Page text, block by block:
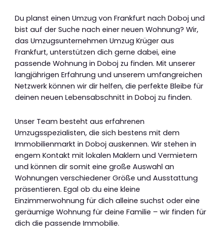
Du planst einen Umzug von Frankfurt nach Doboj und
bist auf der Suche nach einer neuen Wohnung? Wir,
das Umzugsunternehmen Umzug Krüger aus
Frankfurt, unterstützen dich gerne dabei, eine
passende Wohnung in Doboj zu finden. Mit unserer
langjährigen Erfahrung und unserem umfangreichen
Netzwerk können wir dir helfen, die perfekte Bleibe für
deinen neuen Lebensabschnitt in Doboj zu finden.
Unser Team besteht aus erfahrenen
Umzugsspezialisten, die sich bestens mit dem
Immobilienmarkt in Doboj auskennen. Wir stehen in
engem Kontakt mit lokalen Maklern und Vermietern
und können dir somit eine große Auswahl an
Wohnungen verschiedener Größe und Ausstattung
präsentieren. Egal ob du eine kleine
Einzimmerwohnung für dich alleine suchst oder eine
geräumige Wohnung für deine Familie – wir finden für
dich die passende Immobilie.